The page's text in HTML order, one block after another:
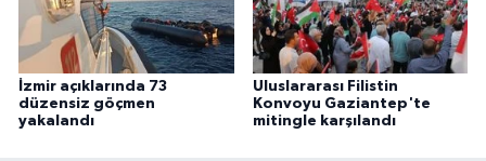
İzmir açıklarında 73
düzensiz göçmen
yakalandı
Uluslararası Filistin
Konvoyu Gaziantep'te
mitingle karşılandı